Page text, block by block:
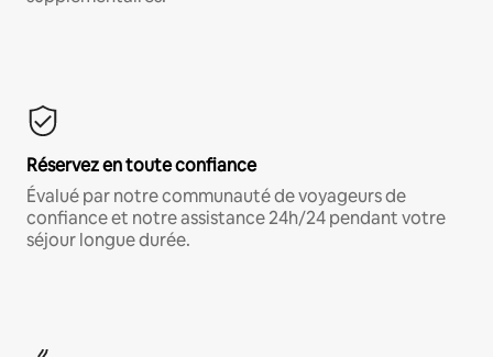
Réservez en toute confiance
Évalué par notre communauté de voyageurs de
confiance et notre assistance 24h/24 pendant votre
séjour longue durée.